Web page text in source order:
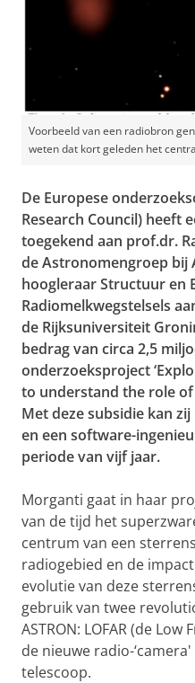
Voorbeeld van een radiobron
weten dat kort geleden het
De Europese
Research Council) heeft
toegekend aan prof.dr.
de Astronomengroep bij
hoogleraar Structuur en
Radiomelkwegstelsels
de Rijksuniversiteit
bedrag van circa 2,5
onderzoeksproject
to understand the role
Met deze subsidie kan
en een software-
periode van vijf jaar.
Morganti gaat in haar
van de tijd het
centrum van een
radiogebied en de
evolutie van deze
gebruik van twee
ASTRON: LOFAR (de
de nieuwe radio-
telescoop.